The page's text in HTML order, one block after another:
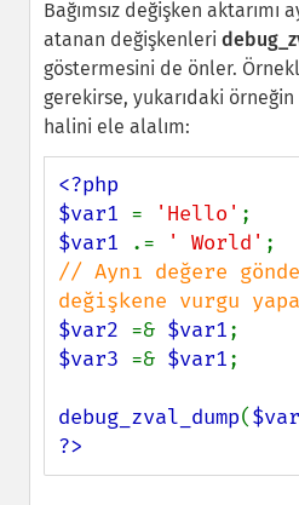
Bağımsız değişken aktarımı
atanan değişkenleri
göstermesini de önler.
gerekirse, yukarıdaki
halini ele alalım:
<?php
$var1 = 'Hello'
$var1
.= ' World'
// Aynı değere
$var2 =& $var1
$var3 =& $var1;
debug_zval_dump(
?>